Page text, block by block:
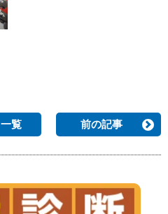
一覧 前の記事